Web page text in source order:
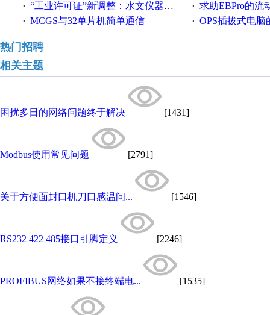
· “工业许可证”新调整：水文仪器等19类产品取消事前生产许可 · 求助EBPro的流
· MCGS与32单片机简单通信 · OPS插拔式电脑
热门招聘
相关主题
困扰多日的网络问题终于解决 [1431]
Modbus使用常见问题 [2791]
关于方便面封口机刀口感温问... [1546]
RS232 422 485接口引脚定义 [2246]
PROFIBUS网络如果不接终端电... [1535]